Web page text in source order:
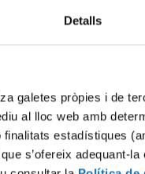
Detalls
galetes pròpies i de
al lloc web amb
estadístiques
s’ofereix adequant-